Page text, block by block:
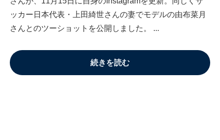
ッカー日本代表・上田綺世さんの妻でモデルの由布菜月
さんとのツーショットを公開しました。 ...
続きを読む